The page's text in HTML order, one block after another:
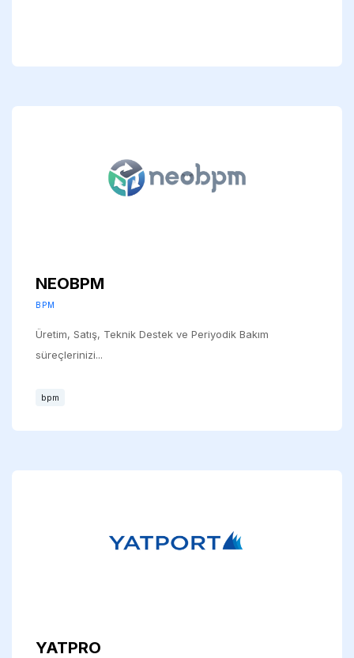
NEOBPM
BPM
Üretim, Satış, Teknik Destek ve Periyodik Bakım
süreçlerinizi...
bpm
YATPRO